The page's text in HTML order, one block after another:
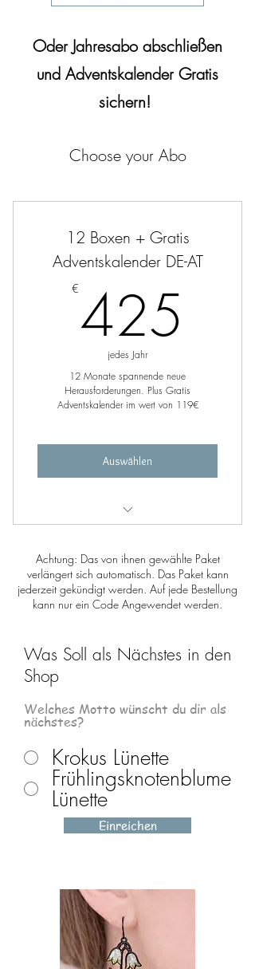
Oder Jahresabo abschließen
und Adventskalender Gratis
sichern!
Choose your Abo
12 Boxen + Gratis
Adventskalender DE-AT
€ 425
jedes Jahr
12 Monate spannende neue
Herausforderungen. Plus Gratis
Adventskalender im wert von 119€
Auswählen
günstiger als regulärer Preis
12 Monate jedes Monat neue
Produkte
von 119€
Kostenlose Teilnahme an allen Online
Workshops
Ausgewählten Online Selbstlernkursen
Achtung: Das von ihnen gewählte Paket
verlängert sich automatisch. Das Paket kann
jederzeit gekündigt werden. Auf jede Bestellung
kann nur ein Code Angewendet werden.
Was Soll als Nächstes in den
Shop
Welches Motto wünscht du dir als
nächstes?
Krokus Lünette
Frühlingsknotenblume
Lünette
Einreichen